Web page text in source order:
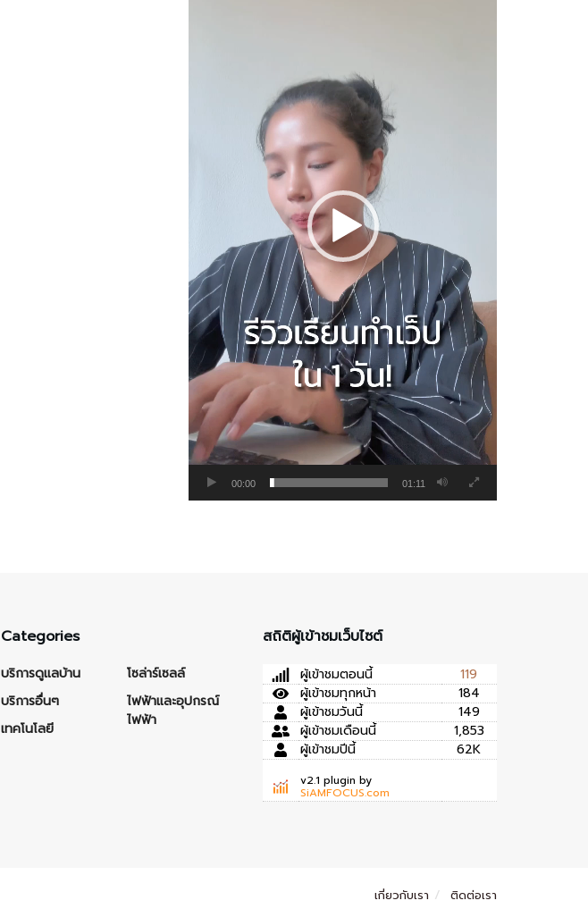
00:00 01:11
Categories
บริการดูแลบ้าน
บริการอื่นๆ
เทคโนโลยี
โซล่าร์เซลล์
ไฟฟ้าและอุปกรณ์
ไฟฟ้า
สถิติผู้เข้าชมเว็บไซต์
ผู้เข้าชมตอนนี้
119
ผู้เข้าชมทุกหน้า
184
ผู้เข้าชมวันนี้
149
ผู้เข้าชมเดือนนี้
1,853
ผู้เข้าชมปีนี้
62K
v2.1 plugin by
SiAMFOCUS.com
เกี่ยวกับเรา ติดต่อเรา